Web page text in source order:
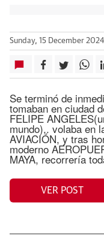
Sunday, 15 December
Se terminó de
tomaban en ciudad
FELIPE
mundo),. volaba en
AVIACIÓN, y tras
moderno
MAYA, recorrería
VER POST